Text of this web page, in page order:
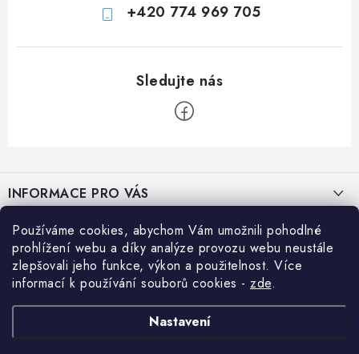
Používáme cookies, abychom Vám umožnili pohodlné
prohlížení webu a díky analýze provozu webu neustále
zlepšovali jeho funkce, výkon a použitelnost. Více
informací k používání souborů cookies - zde.
Nastavení
+420 774 969 705
pINFORMACE PRO VÁS
Prodejna JESENICE
Prodejna PRAHA
Prodejna BRNO
BLOG
Efektivní využití solární energie na cestách
Jak si vypočítat potřebný výkon solárního systému
Přihlášení
E-mail